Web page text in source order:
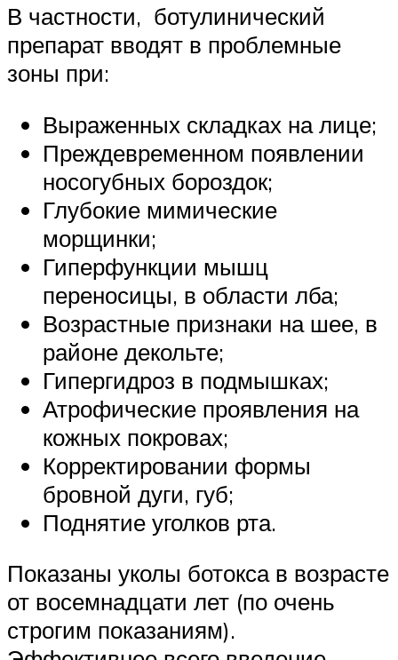
В частности, ботулинический
препарат вводят в проблемные
зоны при:
Выраженных складках на лице;
Преждевременном появлении
носогубных бороздок;
Глубокие мимические
морщинки;
Гиперфункции мышц
переносицы, в области лба;
Возрастные признаки на шее, в
районе декольте;
Гипергидроз в подмышках;
Атрофические проявления на
кожных покровах;
Корректировании формы
бровной дуги, губ;
Поднятие уголков рта.
Показаны уколы ботокса в возрасте
от восемнадцати лет (по очень
строгим показаниям).